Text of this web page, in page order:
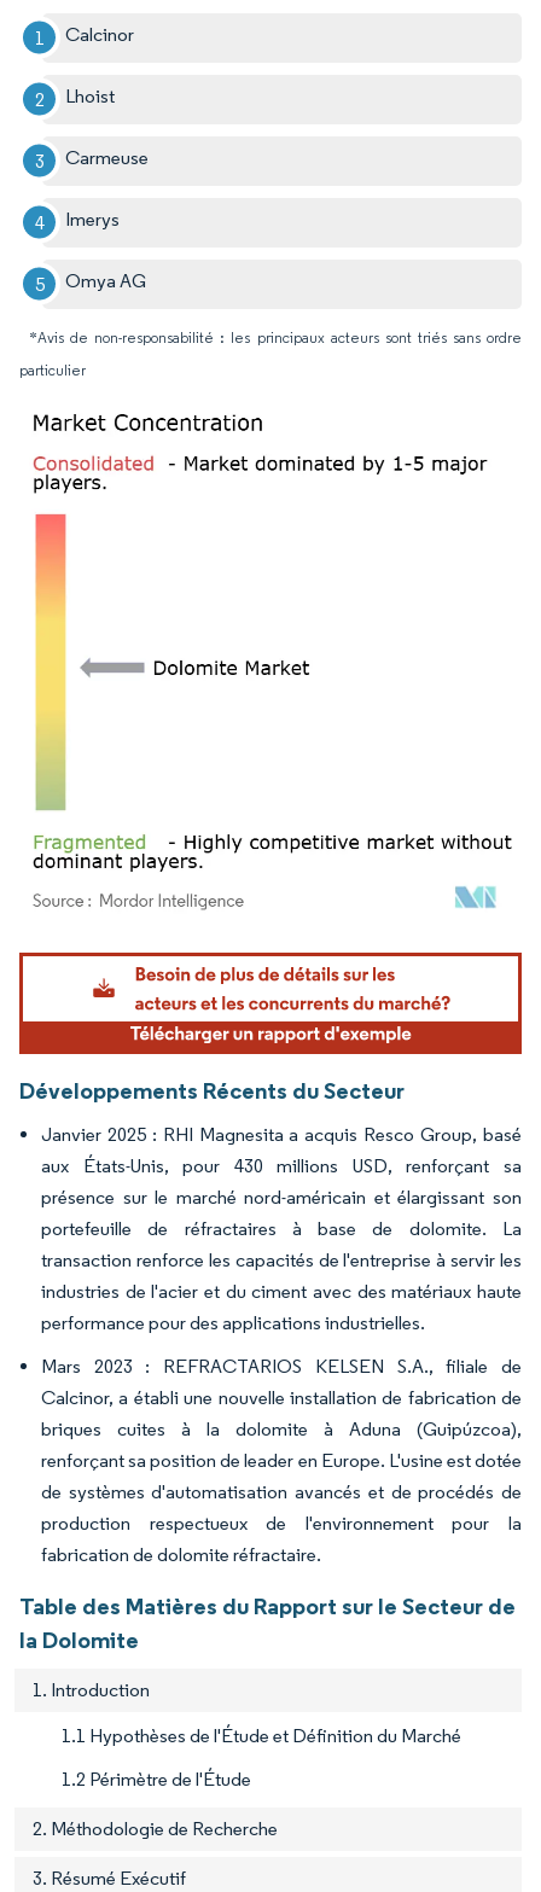
Calcinor
Lhoist
Carmeuse
Imerys
Omya AG
*Avis de non-responsabilité : les principaux acteurs sont triés sans ordre
particulier
Image © Mordor Intelligence. La réutilisation nécessite une attribution sous CC BY
Développements Récents du Secteur
Janvier 2025 : RHI Magnesita a acquis Resco Group, basé
aux États-Unis, pour 430 millions USD, renforçant sa
présence sur le marché nord-américain et élargissant son
portefeuille de réfractaires à base de dolomite. La
transaction renforce les capacités de l'entreprise à servir les
industries de l'acier et du ciment avec des matériaux haute
performance pour des applications industrielles.
Mars 2023 : REFRACTARIOS KELSEN S.A., filiale de
Calcinor, a établi une nouvelle installation de fabrication de
briques cuites à la dolomite à Aduna (Guipúzcoa),
renforçant sa position de leader en Europe. L'usine est dotée
de systèmes d'automatisation avancés et de procédés de
production respectueux de l'environnement pour la
fabrication de dolomite réfractaire.
Table des Matières du Rapport sur le Secteur de
la Dolomite
1. Introduction
1.1 Hypothèses de l'Étude et Définition du Marché
1.2 Périmètre de l'Étude
2. Méthodologie de Recherche
3. Résumé Exécutif